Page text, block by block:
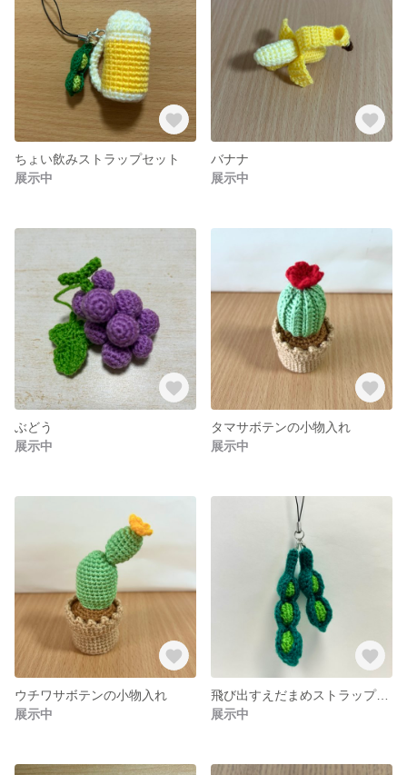
ちょい飲みストラップセット
展示中
バナナ
展示中
ぶどう
展示中
タマサボテンの小物入れ
展示中
ウチワサボテンの小物入れ
展示中
飛び出すえだまめストラップセット
展示中